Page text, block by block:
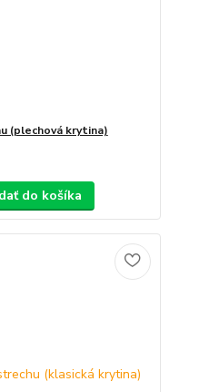
(plechová krytina)
do košíka